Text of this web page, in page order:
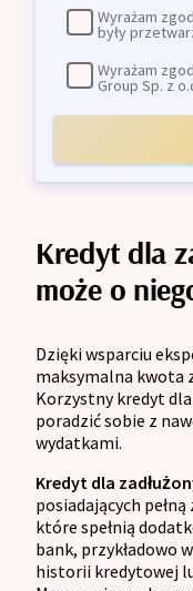
Wyrażam
były
Wyrażam
Group Sp. z
Kredyt dla
może o
Dzięki wsparciu
maksymalna kwota
Korzystny kredyt
poradzić sobie z
wydatkami.
Kredyt dla
posiadających
które spełnią
bank, przykładowo
historii kredytowej